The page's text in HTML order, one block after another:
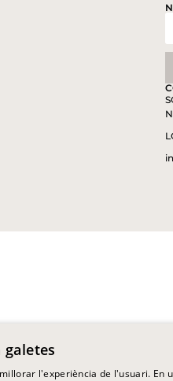
l'experiència de l'usuari. En